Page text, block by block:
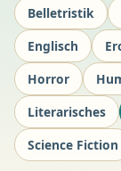
Belletristik
Englisch
Horror
Literarisches
Science Fiction